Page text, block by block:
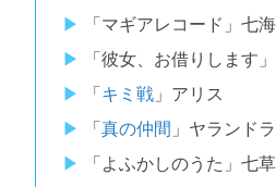
「マギアレコード」七
「彼女、お借りします
「 キミ戦」アリス
「 真の仲間 」ヤランド
「よふかしのうた」七